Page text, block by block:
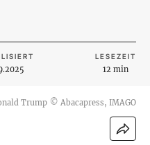
LESEZEIT
12 min
Trump © Abacapress, IMAGO